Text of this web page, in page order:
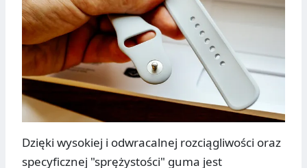
Dzięki wysokiej i odwracalnej rozciągliwości oraz
specyficznej "sprężystości" guma jest